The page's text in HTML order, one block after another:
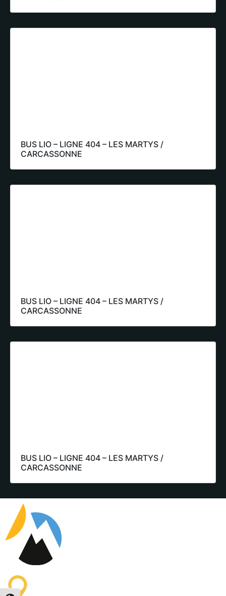
BUS LIO – LIGNE 404 – LES MARTYS /
CARCASSONNE
BUS LIO – LIGNE 404 – LES MARTYS /
CARCASSONNE
BUS LIO – LIGNE 404 – LES MARTYS /
CARCASSONNE